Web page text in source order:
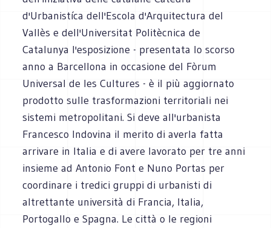
d'Urbanistíca dell'Escola d'Arquitectura del
Vallès e dell'Universitat Politècnica de
Catalunya l'esposizione - presentata lo scorso
anno a Barcellona in occasione del Fòrum
Universal de les Cultures - è il più aggiornato
prodotto sulle trasformazioni territoriali nei
sistemi metropolitani. Si deve all'urbanista
Francesco Indovina il merito di averla fatta
arrivare in Italia e di avere lavorato per tre anni
insieme ad Antonio Font e Nuno Portas per
coordinare i tredici gruppi di urbanisti di
altrettante università di Francia, Italia,
Portogallo e Spagna. Le città o le regioni